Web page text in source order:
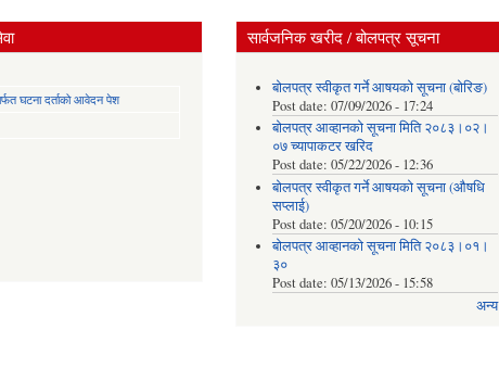
घटना दर्ताको आवेदन पेश
सार्वजनिक खरीद / बोलपत्र सूचना
बोलपत्र स्वीकृत गर्ने आषयको सूचना (बोरिङ)
Post date: 07/09/2026 - 17:24
बोलपत्र आव्हानको सूचना मिति २०८३।०२।
०७ च्यापाकटर खरिद
Post date: 05/22/2026 - 12:36
बोलपत्र स्वीकृत गर्ने आषयको सूचना (औषधि
सप्लाई)
Post date: 05/20/2026 - 10:15
बोलपत्र आव्हानको सूचना मिति २०८३।०१।
३०
Post date: 05/13/2026 - 15:58
अन्य